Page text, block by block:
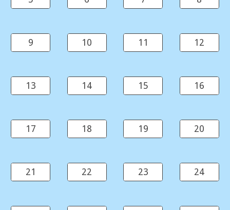
9 10 11 12
13 14 15 16
17 18 19 20
21 22 23 24